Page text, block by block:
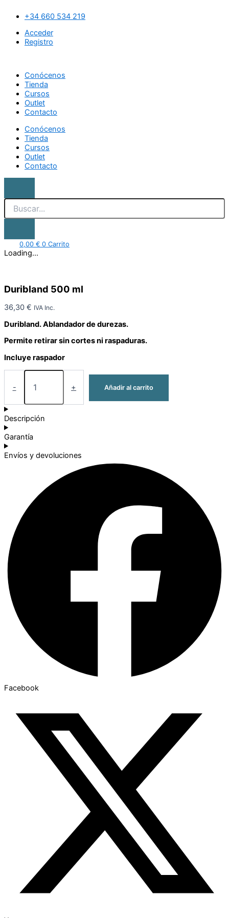
contenido
+34 660 534 219
Acceder
Registro
Conócenos
Tienda
Cursos
Outlet
Contacto
Conócenos
Tienda
Cursos
Outlet
Contacto
0,00 € 0 Carrito
Loading...
Duribland 500 ml
36,30 € IVA Inc.
Duribland. Ablandador de durezas.
Permite retirar sin cortes ni raspaduras.
Incluye raspador
-
500
cantidad
+ Añadir al carrito
Descripción
Garantía
Envíos y devoluciones
Facebook